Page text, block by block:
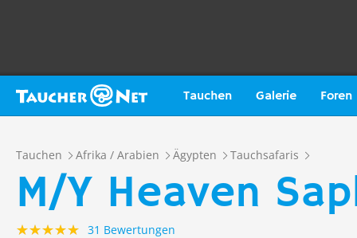
Tauchen Galerie Foren
Tauchen Afrika / Arabien Ägypten Tauchsafaris
M/Y Heaven
31 Bewertungen